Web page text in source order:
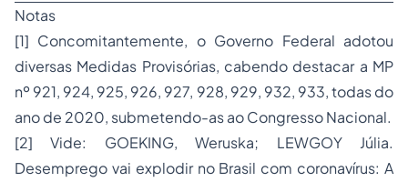
Notas
[1] Concomitantemente, o Governo Federal adotou
diversas Medidas Provisórias, cabendo destacar a MP
nº 921, 924, 925, 926, 927, 928, 929, 932, 933, todas do
ano de 2020, submetendo-as ao Congresso Nacional.
[2] Vide: GOEKING, Weruska; LEWGOY Júlia.
Desemprego vai explodir no Brasil com coronavírus: A